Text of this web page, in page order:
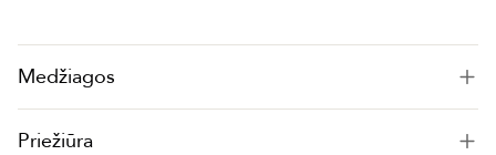
Medžiagos
Priežiūra